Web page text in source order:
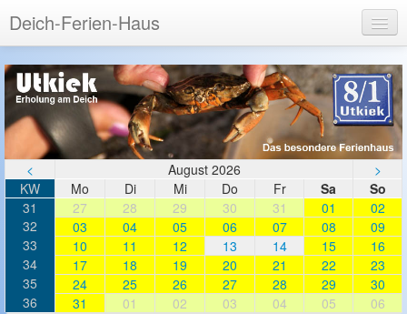
Deich-Ferien-Haus
Registrieren
< August 2026
>
KW
Mo Di Mi Do Fr Sa
So
31
27 28 29 30 31 01
02
32
03 04 05 06 07 08
09
33
10 11 12 13 14 15
16
34
17 18 19 20 21 22
23
35
24 25 26 27 28 29
30
36
31 01 02 03 04 05 06